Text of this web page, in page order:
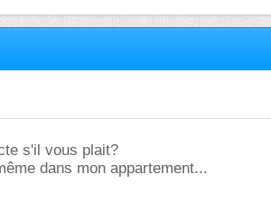
s'il vous plait?
dans mon appartement...